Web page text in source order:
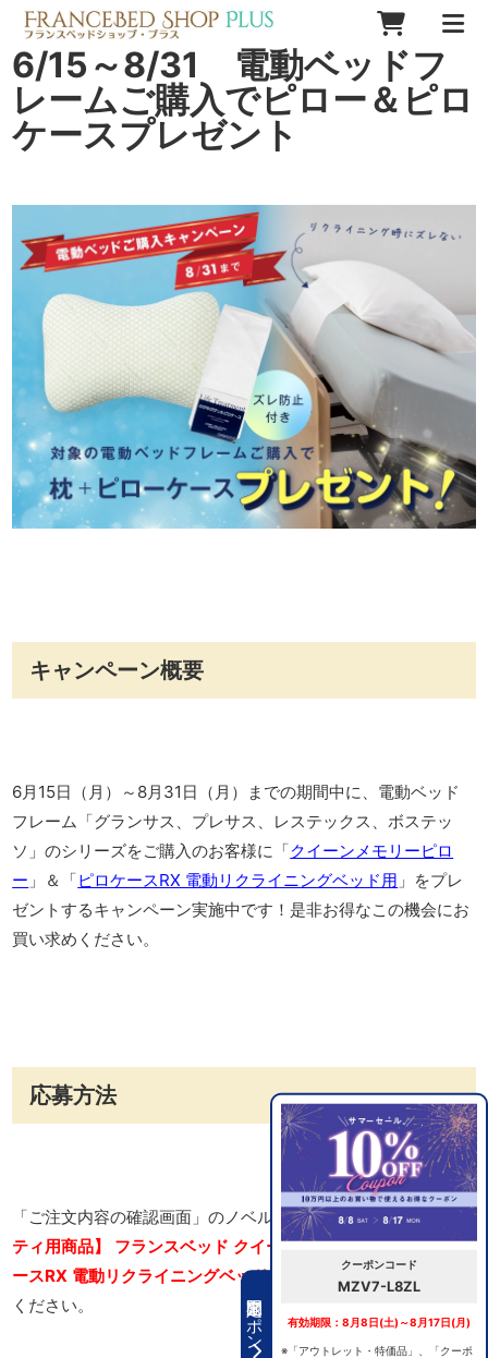
期間限定クーポン
クーポンコード
MZV7-L8ZL
有効期限：8月8日(土)～8月17日(月)
※「アウトレット・特価品」、「クーポ
6/15～8/31 電動ベッドフ
レームご購入でピロー＆ピロ
ケースプレゼント
キャンペーン概要
6月15日（月）～8月31日（月）までの期間中に、電動ベッド
フレーム「グランサス、プレサス、レステックス、ボステッ
ソ」のシリーズをご購入のお客様に「クイーンメモリーピロ
ー 」＆「ピロケースRX 電動リクライニングベッド用 」をプレ
ゼントするキャンペーン実施中です！是非お得なこの機会にお
買い求めください。
応募方法
「ご注文内容の確認画面」のノベルティ選択欄にて「【ノベル
ティ用商品】 フランスベッド クイーンメモリーピロー&ピロケ
ースRX 電動リクライニングベッド用
」をご選択の上、ご注文
ください。